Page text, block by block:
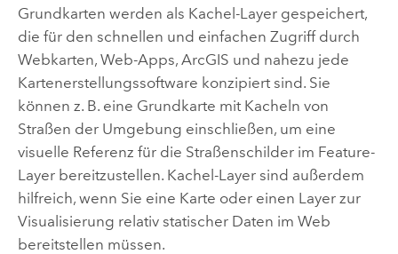
Grundkarten werden als Kachel-Layer gespeichert,
die für den schnellen und einfachen Zugriff durch
Webkarten, Web-Apps, ArcGIS und nahezu jede
Kartenerstellungssoftware konzipiert sind. Sie
können z. B. eine Grundkarte mit Kacheln von
Straßen der Umgebung einschließen, um eine
visuelle Referenz für die Straßenschilder im Feature-
Layer bereitzustellen. Kachel-Layer sind außerdem
hilfreich, wenn Sie eine Karte oder einen Layer zur
Visualisierung relativ statischer Daten im Web
bereitstellen müssen.